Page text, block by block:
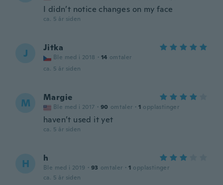
I didn’t notice changes on my face
ca. 5 år siden
J Jitka
Ble med i 2018 · 14 omtaler
ca. 5 år siden
M Margie
Ble med i 2017 · 90 omtaler · 1 opplastinger
haven’t used it yet
ca. 5 år siden
H h
Ble med i 2019 · 93 omtaler · 1 opplastinger
ca. 5 år siden